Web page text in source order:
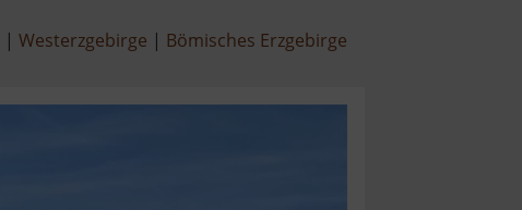
Westerzgebirge Bömisches Erzgebirge